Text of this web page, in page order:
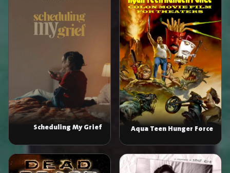
Aqua Teen Hunger Force
Theaters
Scheduling My Grief